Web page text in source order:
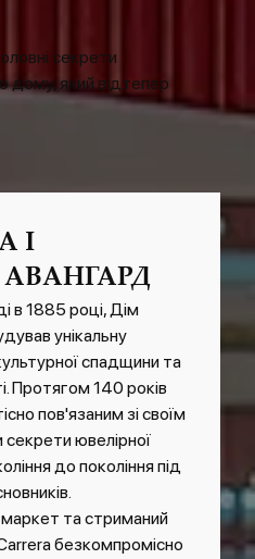
секрети
дому, який відтепер
І
в 1885 році, Дім
унікальну
спадщини та
Протягом 140 років
пов'язаним зі своїм
ювелірної
до покоління під
маркет та стриманий
безкомпромісно